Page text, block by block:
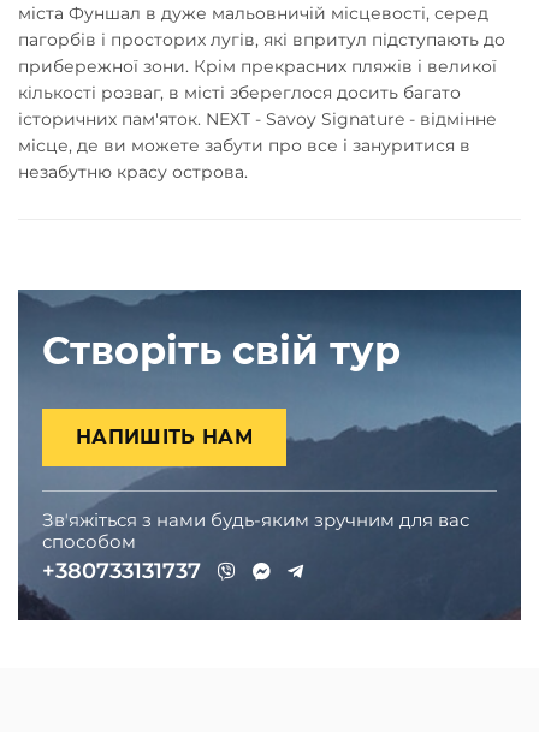
міста Фуншал в дуже мальовничій місцевості, серед
пагорбів і просторих лугів, які впритул підступають до
прибережної зони. Крім прекрасних пляжів і великої
кількості розваг, в місті збереглося досить багато
історичних пам'яток. NEXT - Savoy Signature - відмінне
місце, де ви можете забути про все і зануритися в
незабутню красу острова.
Створіть свій тур
НАПИШІТЬ НАМ
Звʼяжіться з нами будь-яким зручним для вас
способом
+380733131737